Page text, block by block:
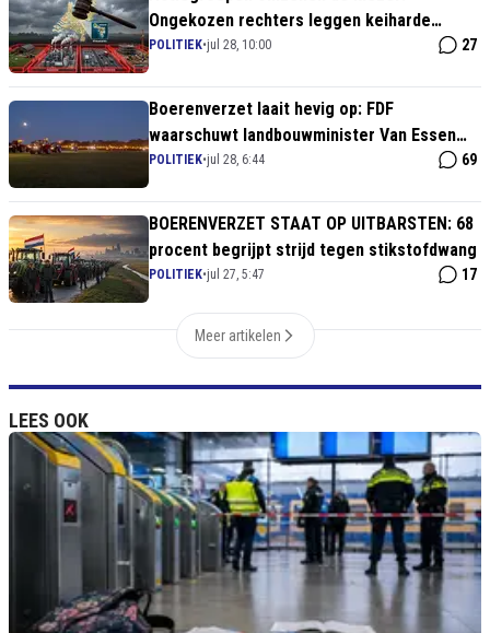
Ongekozen rechters leggen keiharde
klimaatdwang op aan burgers en MKB
POLITIEK•jul 28, 10:00 27
Boerenverzet laait hevig op: FDF
waarschuwt landbouwminister Van Essen
met massale acties
POLITIEK•jul 28, 6:44 69
BOERENVERZET STAAT OP UITBARSTEN: 68
procent begrijpt strijd tegen stikstofdwang
POLITIEK•jul 27, 5:47 17
Meer artikelen
LEES OOK